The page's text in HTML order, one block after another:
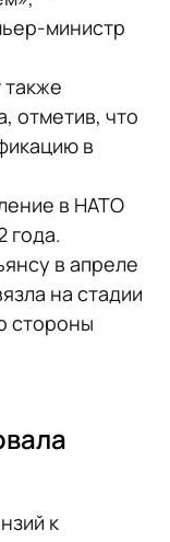
министр
отметив, что
в
в НАТО
года.
в апреле
на стадии
стороны
к